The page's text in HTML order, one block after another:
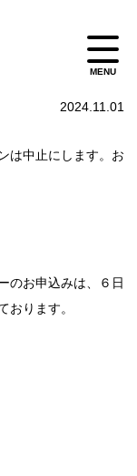
2024.11.01
は中止にします。お
のお申込みは、６日
おります。